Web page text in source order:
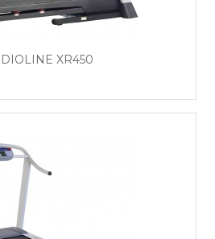
XR450